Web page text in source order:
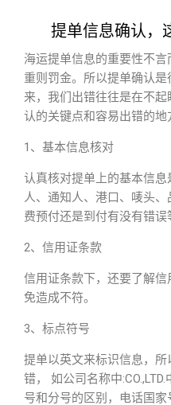
提单信息确认，
海运提单信息的重要性不言
重则罚金。所以提单确认
来，我们出错往往是在不
认的关键点和容易出错的地
1、基本信息核对
认真核对提单上的基本信
人、通知人、港口、唛头
费预付还是到付有没有错误
2、信用证条款
信用证条款下，还要了解
免造成不符。
3、标点符号
提单以英文来标识信息，
错， 如公司名称中
号和分号的区别，电话国家